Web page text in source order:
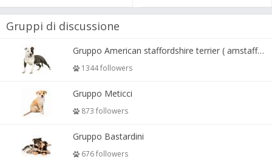
Gruppi di discussione
Gruppo American staffordshire terrier ( amstaff, amastaff )
1344 followers
Gruppo Meticci
873 followers
Gruppo Bastardini
676 followers